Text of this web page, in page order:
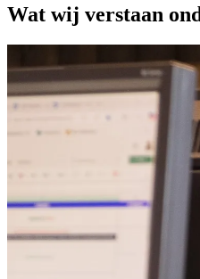
Wat wij verstaan